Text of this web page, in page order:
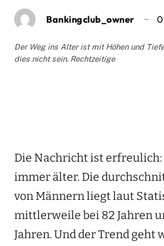
Bankingclub_owner
Der Weg ins Alter ist mit Höhen und
dies nicht sein. Rechtzeitige
Die Nachricht ist
immer älter. Die
von Männern liegt laut
mittlerweile bei 82 Jahren
Jahren. Und der Trend geht